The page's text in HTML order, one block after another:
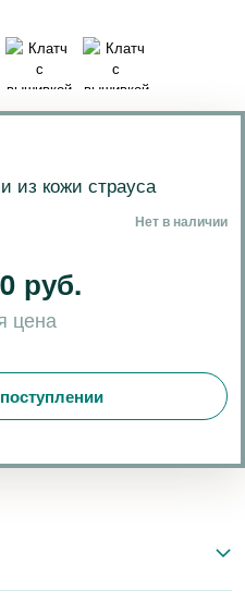
из кожи страуса
Нет в наличии
руб.
цена